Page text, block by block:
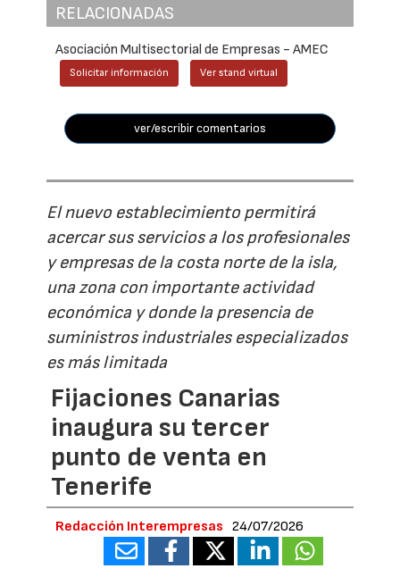
RELACIONADAS
Asociación Multisectorial de Empresas - AMEC
Solicitar información Ver stand virtual
ver/escribir comentarios
El nuevo establecimiento permitirá
acercar sus servicios a los profesionales
y empresas de la costa norte de la isla,
una zona con importante actividad
económica y donde la presencia de
suministros industriales especializados
es más limitada
Fijaciones Canarias
inaugura su tercer
punto de venta en
Tenerife
Redacción Interempresas 24/07/2026